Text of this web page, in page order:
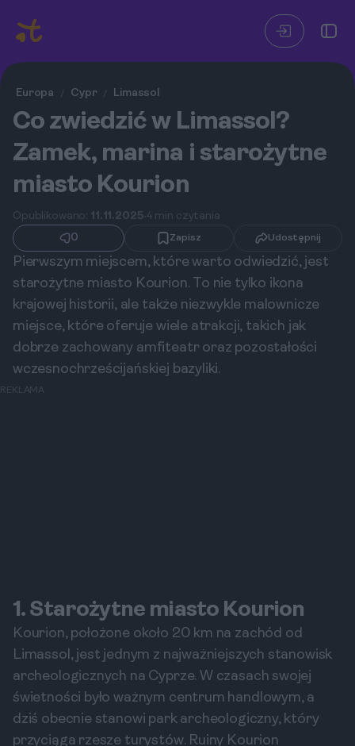
Europa / Cypr / Limassol
Co zwiedzić w Limassol?
Zamek, marina i starożytne
miasto Kourion
Opublikowano: 11.11.2025 4 min czytania
0
Zapisz Udostępnij
Pierwszym miejscem, które warto odwiedzić, jest
starożytne miasto Kourion. To nie tylko ikona
krajowej historii, ale także niezwykle malownicze
miejsce, które oferuje wiele atrakcji, takich jak
dobrze zachowany amfiteatr oraz pozostałości
wczesnochrześcijańskiej bazyliki.
REKLAMA
1. Starożytne miasto Kourion
Kourion, położone około 20 km na zachód od
Limassol, jest jednym z najważniejszych stanowisk
archeologicznych na Cyprze. W czasach swojej
świetności było ważnym centrum handlowym, a
dziś obecnie stanowi park archeologiczny, który
przyciąga rzesze turystów. Ruiny Kourion